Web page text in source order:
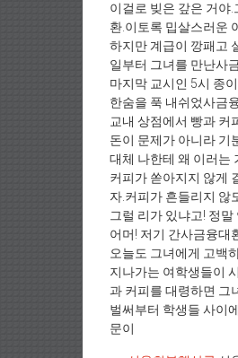
이걸로 빚은 갚은 거야
환.이토록 밉살스러운
하지만 계급이 깡패고
일부터 그녀를 만난사
마지막 교시인 5시 종
한숨을 푹 내쉬었사금
교내 상점에서 빵과 커
돈이 문제가 아니라 기
대체 나한테 왜 이러는
커피가 쏟아지지 않게
자.커피가 흔들리지 않
그럴 리가 있냐고! 정
어머! 저기 간사금융대
오늘도 그녀에게 고백
지나가는 여학생들이
과 커피를 대령하면 그
벌써부터 학생들 사이
문이